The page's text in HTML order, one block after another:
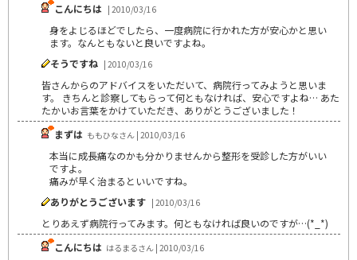
こんにちは | 2010/03/16
身をよじるほどでしたら、一度病院に行かれた方が安心かと思い
ます。なんともないと良いですよね。
そうですね | 2010/03/16
皆さんからのアドバイスをいただいて、病院行ってみようと思いま
す。 きちんと診察してもらって何ともなければ、安心ですよね… あた
たかいお言葉をかけていただき、ありがとうございました！
まずは ももひなさん | 2010/03/16
本当に成長痛なのかも分かりませんから整形を受診した方がいい
ですよ。
痛みが早く治まるといいですね。
ありがとうございます | 2010/03/16
とりあえず病院行ってみます。何ともなければ良いのですが…(*_*)
こんにちは はるまるさん | 2010/03/16